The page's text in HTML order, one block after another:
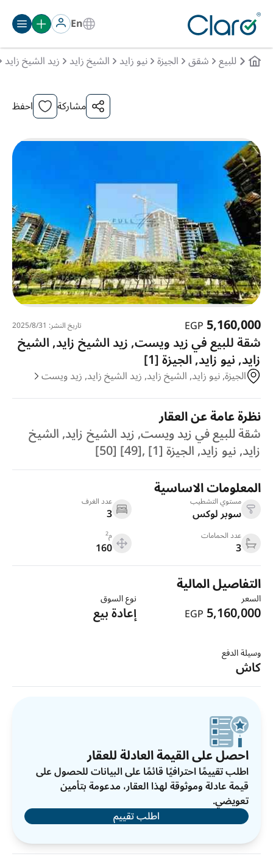
En
للبيع شقق الجيزة نيو زايد الشيخ زايد زيد الشيخ زايد
مشاركة احفظ
5,160,000
EGP تاريخ النشر: 31‏‏/8‏‏/2025
شقة للبيع في زيد ويست, زيد الشيخ زايد, الشيخ
زايد, نيو زايد, الجيزة [1]
الجيزة, نيو زايد, الشيخ زايد, زيد الشيخ زايد, زيد ويست
نظرة عامة عن العقار
شقة للبيع في زيد ويست, زيد الشيخ زايد, الشيخ
زايد, نيو زايد, الجيزة [1] ,[49] [50]
المعلومات الاساسية
مستوي التشطيب
سوبر لوكس
عدد الغرف
3
عدد الحمامات
3
م2
160
التفاصيل المالية
السعر
5,160,000
EGP
نوع السوق
إعادة بيع
وسيلة الدفع
كاش
احصل على القيمة العادلة للعقار
اطلب تقييمًا احترافيًا قائمًا على البيانات للحصول على
قيمة عادلة وموثوقة لهذا العقار، مدعومة بتأمين
تعويضي.
اطلب تقييم